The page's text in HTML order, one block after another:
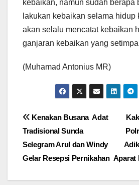
kebaikan, namun sudah berapa
lakukan kebaikan selama hidup
akan selalu mencatat kebaikan
ganjaran kebaikan yang
(Muhamad Antonius MR)
Navigasi
pos
Aparat
Kenakan Busana Adat
Tradisional Sunda
Selegram Arul dan Windy
Gelar Resepsi Pernikahan